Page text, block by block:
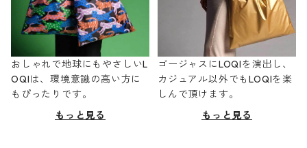
おしゃれで地球にもやさしいL
OQIは、環境意識の高い方に
もぴったりです。
もっと見る
ゴージャスにLOQIを演出し、
カジュアル以外でもLOQIを楽
しんで頂けます。
もっと見る